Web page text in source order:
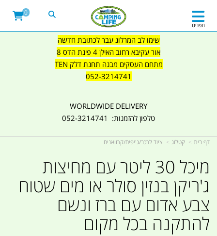
שימו לב המרלוג עבר לכתובת חדשה
אור עקיבא רחוב האילן 4 פינת הדס 8
מתחם העסקים מבנה תחנת דלק TEN
052-3214741
WORLDWIDE DELIVERY
טלפון להזמנות: 052-3214741
תפריט
0
דף בית קטלוג ציוד לרכב/ג'יפים/קרוואנים
מיכל 30 ליטר עם מחיצות
ג'ריקן בנזין סולר או מים שטוח
צבע אדום עם ברז ונשם
להתקנה בכל מקום